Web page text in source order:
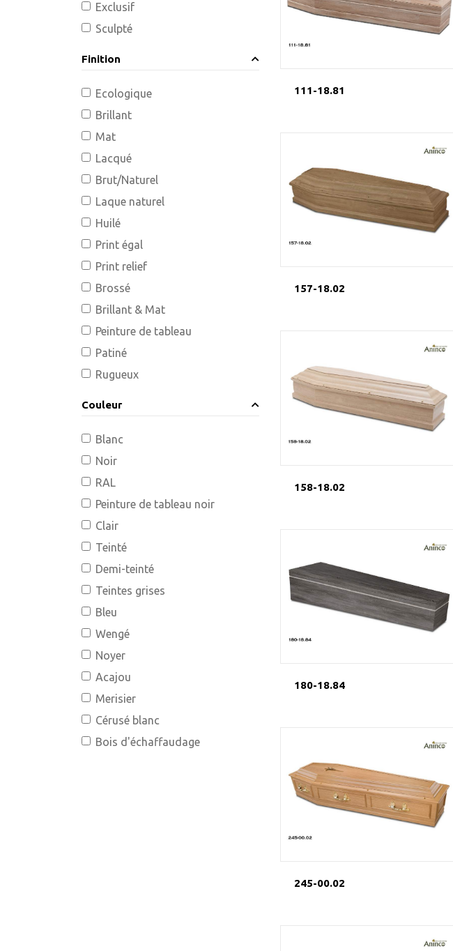
Exclusif
Sculpté
Finition
Ecologique
Brillant
Mat
Lacqué
Brut/Naturel
Laque naturel
Huilé
Print égal
Print relief
Brossé
Brillant & Mat
Peinture de tableau
Patiné
Rugueux
Couleur
Blanc
Noir
RAL
Peinture de tableau noir
Clair
Teinté
Demi-teinté
Teintes grises
Bleu
Wengé
Noyer
Acajou
Merisier
Cérusé blanc
Bois d'échaffaudage
111-18.81
157-18.02
158-18.02
180-18.84
245-00.02